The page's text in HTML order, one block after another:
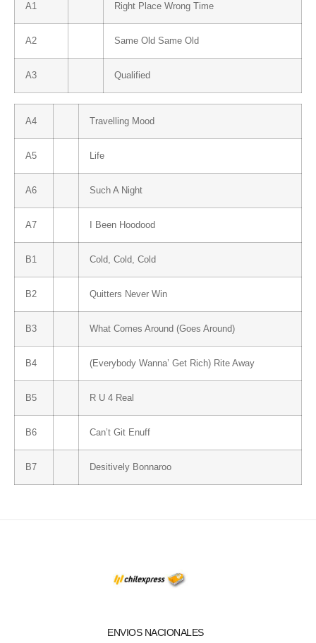
A1 Right Place Wrong Time
A2 Same Old Same Old
A3 Qualified
A4 Travelling Mood
A5 Life
A6 Such A Night
A7 I Been Hoodood
B1 Cold, Cold, Cold
B2 Quitters Never Win
B3 What Comes Around (Goes Around)
B4 (Everybody Wanna’ Get Rich) Rite Away
B5 R U 4 Real
B6 Can’t Git Enuff
B7 Desitively Bonnaroo
ENVIOS NACIONALES